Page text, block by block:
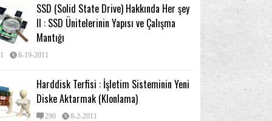
SSD (Solid State Drive) Hakkında Her şey
II : SSD Ünitelerinin Yapısı ve Çalışma
Mantığı
8-19-2011
Harddisk Terfisi : İşletim Sisteminin Yeni
Diske Aktarmak (Klonlama)
290 8-2-2011